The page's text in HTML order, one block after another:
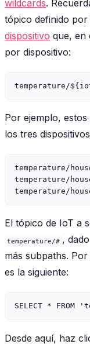
wildcards.
tópico definido por
dispositivo que, en
por dispositivo:
Por ejemplo,
los tres
temperature/
temperature/
El tópico de IoT a
temperature/# ,
más subpaths.
es la siguiente:
Desde aquí, haz